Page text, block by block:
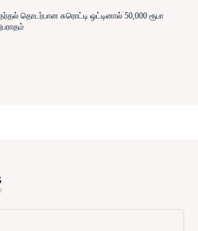
தொடர்பான சுரொட்டி ஒட்டினால் 50,000 ரூபா